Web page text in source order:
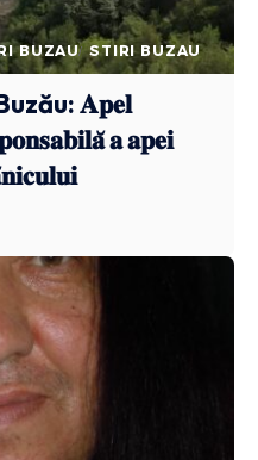
BUZAU STIRI BUZAU
𝐀𝐩𝐞𝐥
𝐚 𝐚𝐩𝐞𝐢